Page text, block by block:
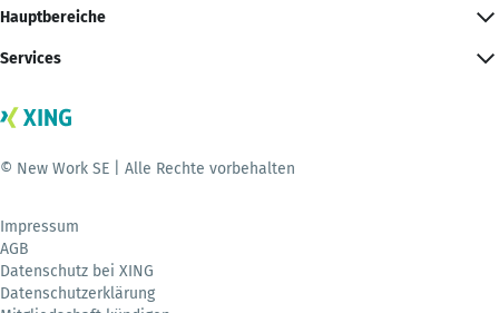
Hauptbereiche
Services
© New Work SE | Alle Rechte vorbehalten
Impressum
AGB
Datenschutz bei XING
Datenschutzerklärung